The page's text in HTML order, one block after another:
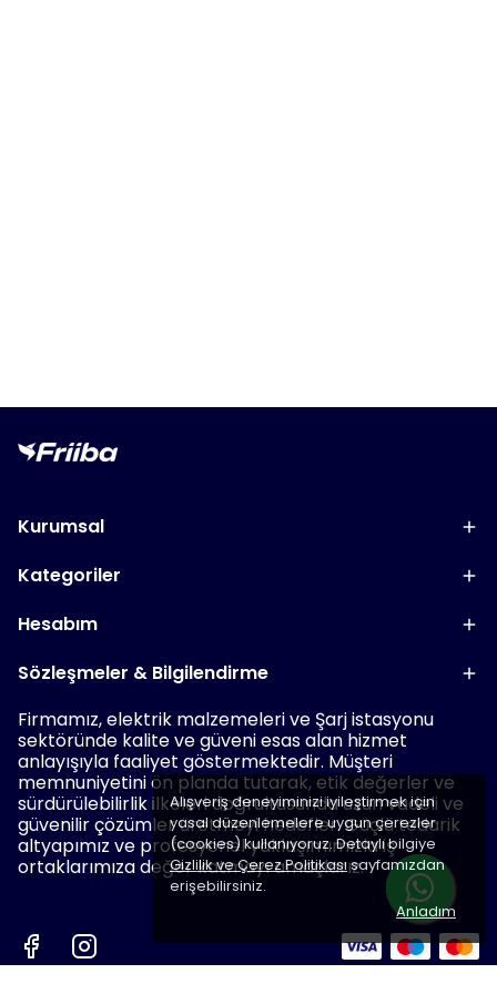
Alışveriş deneyiminizi iyileştirmek için
yasal düzenlemelere uygun çerezler
(cookies) kullanıyoruz. Detaylı bilgiye
Gizlilik ve Çerez Politikasısayfamızdan
erişebilirsiniz.
Anladım
Kurumsal
Kategoriler
Hesabım
Sözleşmeler & Bilgilendirme
Firmamız, elektrik malzemeleri ve Şarj istasyonu
sektöründe kalite ve güveni esas alan hizmet
anlayışıyla faaliyet göstermektedir. Müşteri
memnuniyetini ön planda tutarak, etik değerler ve
sürdürülebilirlik ilkeleri doğrultusunda uzun vadeli ve
güvenilir çözümler üretmeyi hedefler. Güçlü tedarik
altyapımız ve profesyonel yaklaşımımızla iş
ortaklarımıza değer katmayı amaçlarız.